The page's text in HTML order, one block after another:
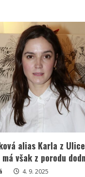
alias Karla z
však z porodu
4. 9. 2025